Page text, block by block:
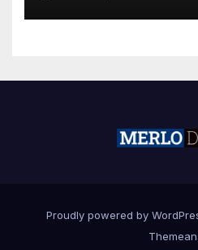
Proudly powered by